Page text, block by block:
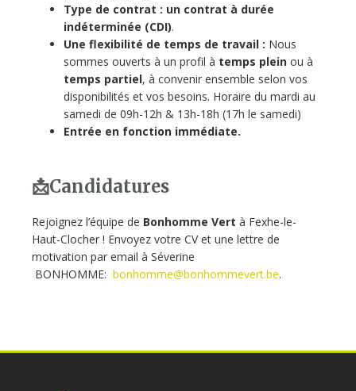
Type de contrat : un contrat à durée
indéterminée (CDI).
Une flexibilité de temps de travail : Nous
sommes ouverts à un profil à temps plein ou à
temps partiel, à convenir ensemble selon vos
disponibilités et vos besoins. Horaire du mardi au
samedi de 09h-12h & 13h-18h (17h le samedi)
Entrée en fonction immédiate.
📩Candidatures
Rejoignez l’équipe de Bonhomme Vert à Fexhe-le-
Haut-Clocher ! Envoyez votre CV et une lettre de
motivation par email à Séverine
BONHOMME: bonhomme@bonhommevert.be.